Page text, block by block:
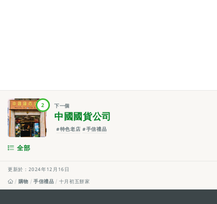
2 下一個
中國國貨公司
#特色老店 #手信禮品
全部
更新於：2024年12月16日
購物
手信禮品 十月初五餅家